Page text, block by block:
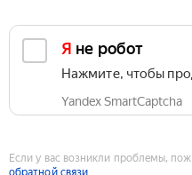
Я не робот
Нажмите, чтобы
Yandex SmartCaptcha
Если у вас возникли проблемы,
обратной связи